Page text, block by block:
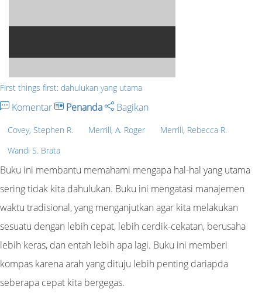
First things first: dahulukan yang utama
Komentar Penanda Bagikan
Covey, Stephen R. Merrill, A. Roger
Merrill, Rebecca R.
Wandi S. Brata
Buku ini membantu memahami mengapa hal-hal yang utama
sering tidak kita dahulukan. Buku ini mengatasi manajemen
waktu tradisional, yang menganjutkan agar kita melakukan
sesuatu dengan lebih cepat, lebih cerdik-cekatan, berusaha
lebih keras, dan entah lebih apa lagi. Buku ini memberi
kompas karena arah yang dituju lebih penting dariapda
seberapa cepat kita bergegas.